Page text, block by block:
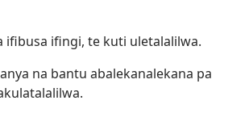
ifibusa ifingi, te kuti uletalalilwa.
na bantu abalekanalekana pa